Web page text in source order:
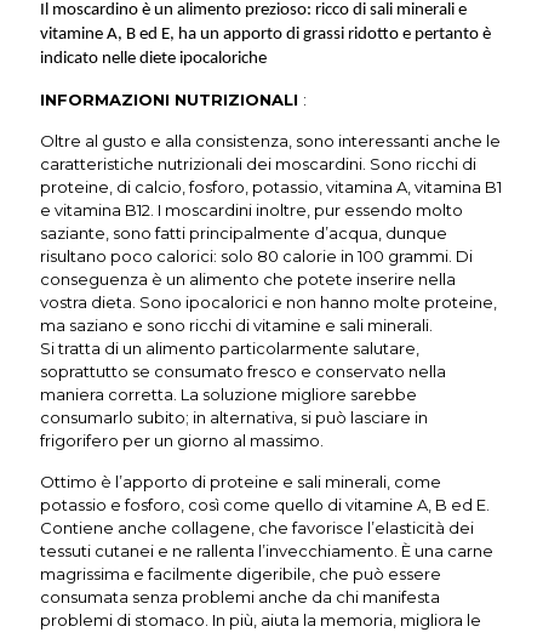
Il moscardino è un alimento prezioso: ricco di sali minerali e
vitamine A, B ed E, ha un apporto di grassi ridotto e pertanto è
indicato nelle diete ipocaloriche
INFORMAZIONI NUTRIZIONALI :
Oltre al gusto e alla consistenza, sono interessanti anche le
caratteristiche nutrizionali dei moscardini. Sono ricchi di
proteine, di calcio, fosforo, potassio, vitamina A, vitamina B1
e vitamina B12. I moscardini inoltre, pur essendo molto
saziante, sono fatti principalmente d’acqua, dunque
risultano poco calorici: solo 80 calorie in 100 grammi. Di
conseguenza è un alimento che potete inserire nella
vostra dieta. Sono ipocalorici e non hanno molte proteine,
ma saziano e sono ricchi di vitamine e sali minerali.
Si tratta di un alimento particolarmente salutare,
soprattutto se consumato fresco e conservato nella
maniera corretta. La soluzione migliore sarebbe
consumarlo subito; in alternativa, si può lasciare in
frigorifero per un giorno al massimo.
Ottimo è l’apporto di proteine e sali minerali, come
potassio e fosforo, così come quello di vitamine A, B ed E.
Contiene anche collagene, che favorisce l’elasticità dei
tessuti cutanei e ne rallenta l’invecchiamento. È una carne
magrissima e facilmente digeribile, che può essere
consumata senza problemi anche da chi manifesta
problemi di stomaco. In più, aiuta la memoria, migliora le